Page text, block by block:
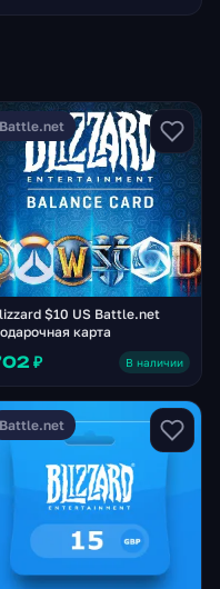
Battle.net
$10 US Battle.net
карта
₽ В наличии
Battle.net